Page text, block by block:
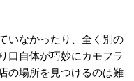
いなかったり、全く別の
口自体が巧妙にカモフラ
の場所を見つけるのは難